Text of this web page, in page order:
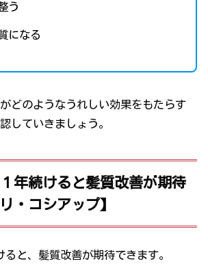
う
になる
どのようなうれしい効果をもたらす
していきましょう。
年続けると髪質改善が期待
・コシアップ】
ると、髪質改善が期待できます。